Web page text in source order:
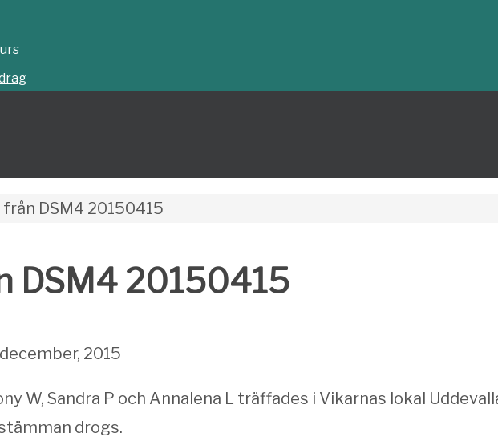
DSM4 20150415
DSM4 20150415
2015
W, Sandra P och Annalena L träffades i Vikarnas lokal
drogs.